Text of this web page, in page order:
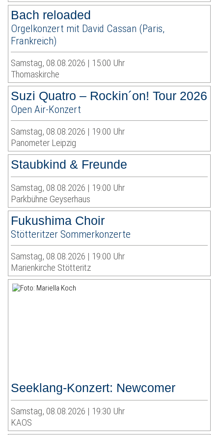
Bach reloaded
Orgelkonzert mit David Cassan (Paris,
Frankreich)
Samstag, 08.08.2026 | 15:00 Uhr
Thomaskirche
Suzi Quatro – Rockin´on! Tour 2026
Open Air-Konzert
Samstag, 08.08.2026 | 19:00 Uhr
Panometer Leipzig
Staubkind & Freunde
Samstag, 08.08.2026 | 19:00 Uhr
Parkbühne Geyserhaus
Fukushima Choir
Stötteritzer Sommerkonzerte
Samstag, 08.08.2026 | 19:00 Uhr
Marienkirche Stötteritz
Seeklang-Konzert: Newcomer
Samstag, 08.08.2026 | 19:30 Uhr
KAOS